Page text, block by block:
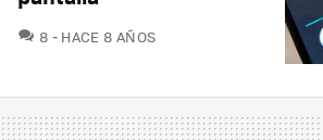
8 COMENTARIOS
HACE 8 AÑOS